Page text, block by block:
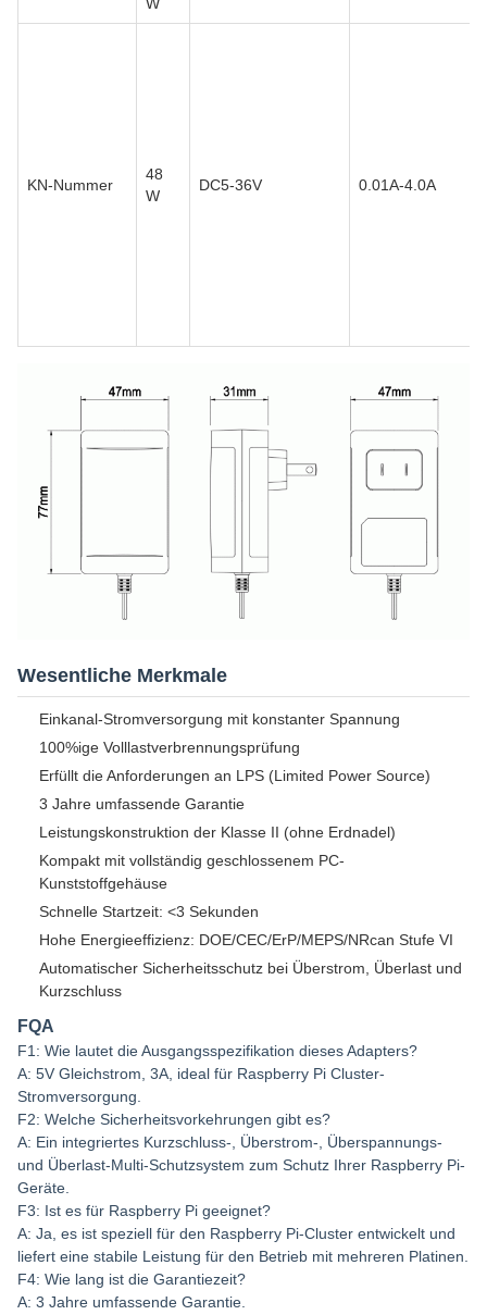
KN-Nummer
48
W
DC5-36V 0.01A-4.0A
Wesentliche Merkmale
Einkanal-Stromversorgung mit konstanter Spannung
100%ige Volllastverbrennungsprüfung
Erfüllt die Anforderungen an LPS (Limited Power Source)
3 Jahre umfassende Garantie
Leistungskonstruktion der Klasse II (ohne Erdnadel)
Kompakt mit vollständig geschlossenem PC-
Kunststoffgehäuse
Schnelle Startzeit: <3 Sekunden
Hohe Energieeffizienz: DOE/CEC/ErP/MEPS/NRcan Stufe VI
Automatischer Sicherheitsschutz bei Überstrom, Überlast und
Kurzschluss
FQA
F1: Wie lautet die Ausgangsspezifikation dieses Adapters?
A: 5V Gleichstrom, 3A, ideal für Raspberry Pi Cluster-
Stromversorgung.
F2: Welche Sicherheitsvorkehrungen gibt es?
A: Ein integriertes Kurzschluss-, Überstrom-, Überspannungs-
und Überlast-Multi-Schutzsystem zum Schutz Ihrer Raspberry Pi-
Geräte.
F3: Ist es für Raspberry Pi geeignet?
A: Ja, es ist speziell für den Raspberry Pi-Cluster entwickelt und
liefert eine stabile Leistung für den Betrieb mit mehreren Platinen.
F4: Wie lang ist die Garantiezeit?
A: 3 Jahre umfassende Garantie.